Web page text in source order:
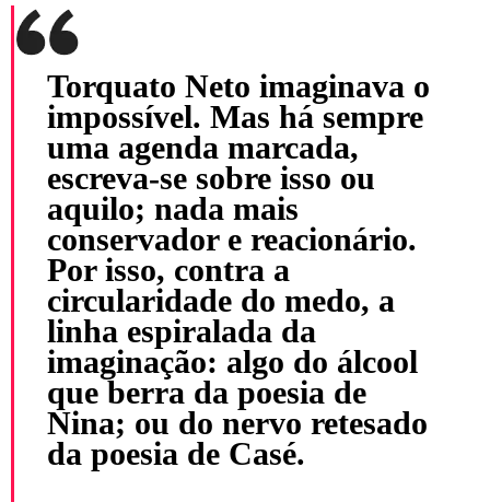
Torquato Neto imaginava o
impossível. Mas há sempre
uma agenda marcada,
escreva-se sobre isso ou
aquilo; nada mais
conservador e reacionário.
Por isso, contra a
circularidade do medo, a
linha espiralada da
imaginação: algo do álcool
que berra da poesia de
Nina; ou do nervo retesado
da poesia de Casé.